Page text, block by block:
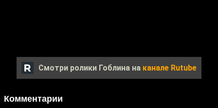
Смотри ролики Гоблина на канале Rutube
Комментарии